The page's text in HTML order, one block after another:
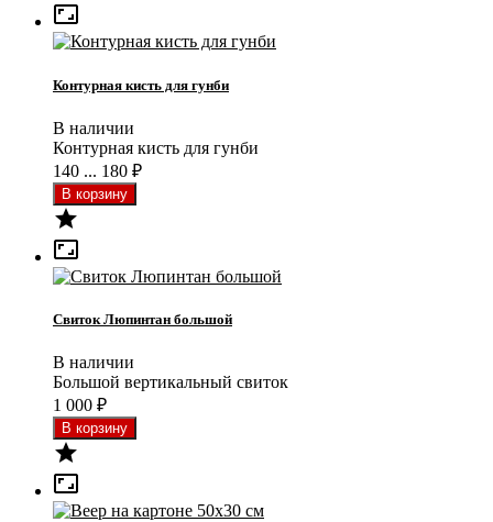

Контурная кисть для гунби
В наличии
Контурная кисть для гунби
140 ... 180 ₽


Свиток Люпинтан большой
В наличии
Большой вертикальный свиток
1 000 ₽

